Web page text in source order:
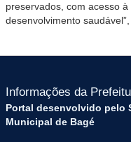
preservados, com acesso
desenvolvimento saudável”,
Informações da
Portal desenvolvido pelo
Municipal de Bagé